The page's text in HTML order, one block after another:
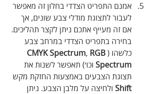
אמנם התפריט הצדדי בחלון זה מאפשר
לעבור לתצוגת מודלי צבע שונים, אך
אם זה מעייף אתכם ניתן לקצר תהליכים.
בחירה בתפריט הצדדי במרחב צבע
כלשהו (
CMYK Spectrum, RGB
Spectrum וכו׳) תאפשר לשנות את
תצוגת הצבעים באמצעות החזקת מקש
Shift ולחיצה על מלבן הצבע. ניתן